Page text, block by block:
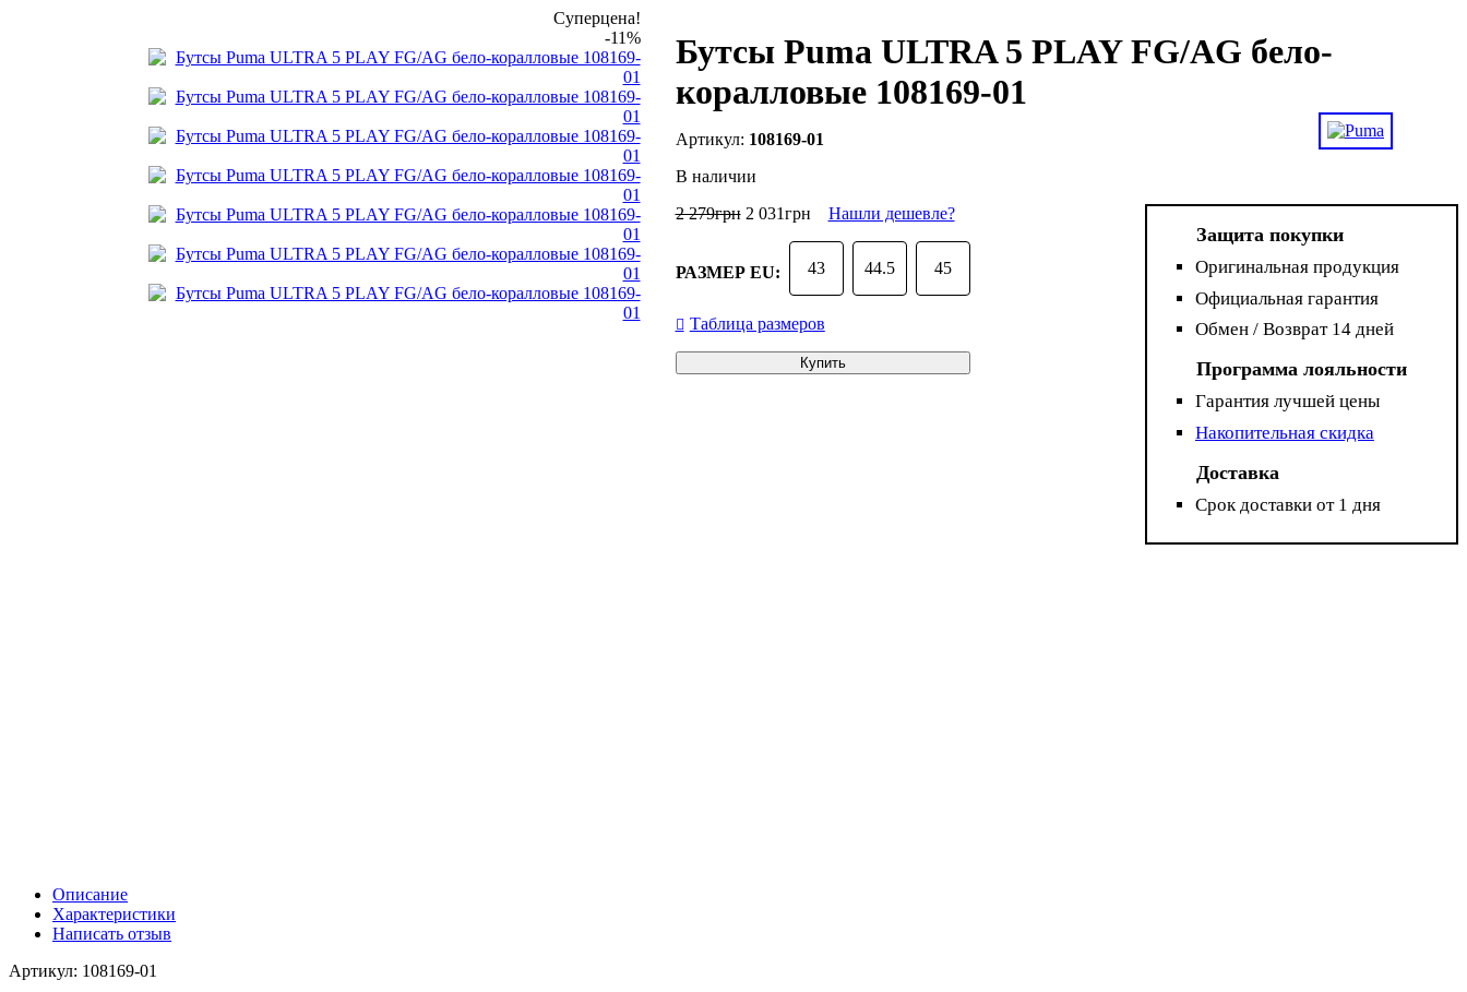
Суперцена!
-11%
Бутсы Puma ULTRA 5 PLAY FG/AG бело-
коралловые 108169-01
108169-01
В наличии
2 279грн 2 031грн Нашли дешевле?
РАЗМЕР EU: 43 44.5 45
Таблица размеров
Купить
Защита покупки
Оригинальная продукция
Официальная гарантия
Обмен / Возврат 14 дней
Программа лояльности
Гарантия лучшей цены
Накопительная скидка
Доставка
Срок доставки от 1 дня
Описание
Характеристики
Написать отзыв
Артикул: 108169-01